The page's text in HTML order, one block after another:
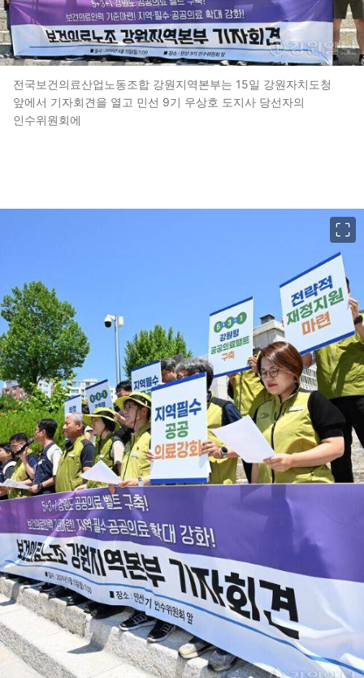
전국보건의료산업노동조합 강원지역본부는 15일 강원자치도청
앞에서 기자회견을 열고 민선 9기 우상호 도지사 당선자의
인수위원회에